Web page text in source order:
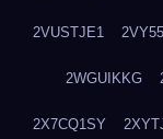
2VUSTJE1
2WGUIKKG
2X7CQ1SY